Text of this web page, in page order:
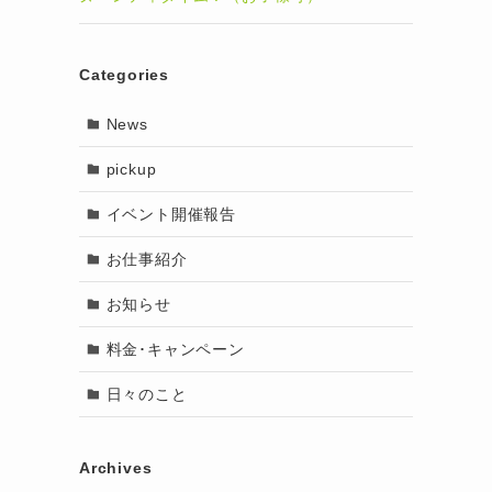
Categories
News
pickup
イベント開催報告
お仕事紹介
お知らせ
料金･キャンペーン
日々のこと
Archives